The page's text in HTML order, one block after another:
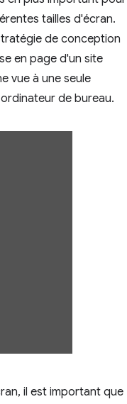
tailles d'écran.
de conception
en page d'un site
vue à une seule
de bureau.
il est important que